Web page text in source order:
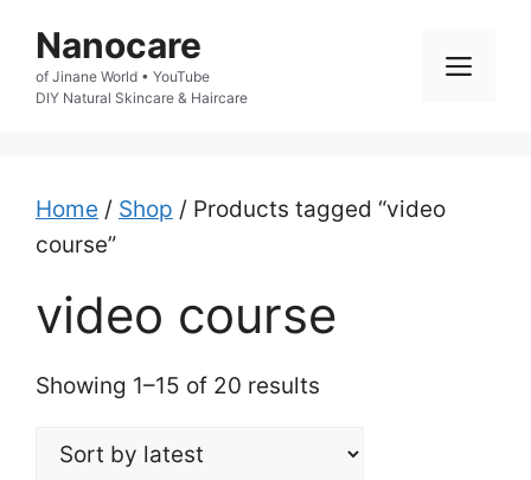
content
Nanocare
of Jinane World • YouTube
DIY Natural Skincare & Haircare
Home / Shop / Products tagged “video
course”
video course
Showing 1–15 of 20 results
latest